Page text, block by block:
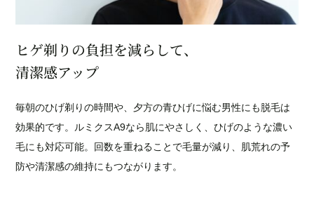
ヒゲ剃りの負担を減らして、
清潔感アップ
毎朝のひげ剃りの時間や、夕方の青ひげに悩む男性にも脱毛は
効果的です。ルミクスA9なら肌にやさしく、ひげのような濃い
毛にも対応可能。回数を重ねることで毛量が減り、肌荒れの予
防や清潔感の維持にもつながります。